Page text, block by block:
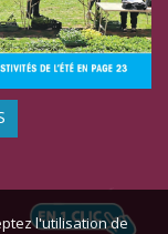
l'utilisation de